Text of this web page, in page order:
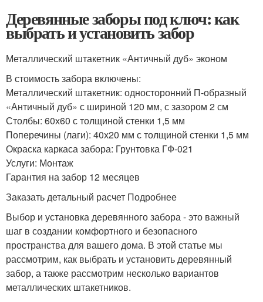
Деревянные заборы под ключ: как
выбрать и установить забор
Металлический штакетник «Античный дуб» эконом
В стоимость забора включены:
Металлический штакетник: односторонний П-образный
«Античный дуб» с шириной 120 мм, с зазором 2 см
Столбы: 60х60 с толщиной стенки 1,5 мм
Поперечины (лаги): 40х20 мм с толщиной стенки 1,5 мм
Окраска каркаса забора: Грунтовка ГФ-021
Услуги: Монтаж
Гарантия на забор 12 месяцев
Заказать детальный расчет Подробнее
Выбор и установка деревянного забора - это важный
шаг в создании комфортного и безопасного
пространства для вашего дома. В этой статье мы
рассмотрим, как выбрать и установить деревянный
забор, а также рассмотрим несколько вариантов
металлических штакетников.